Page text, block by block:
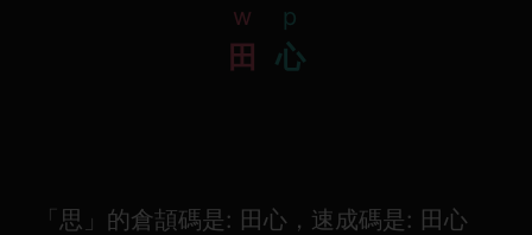
w
田
p
心
「思」的倉頡碼是: 田心，速成碼是: 田心